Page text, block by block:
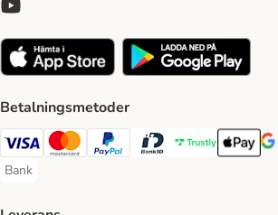
Betalningsmetoder
Visa Payment Method
Mastercard Payment Method
PayPal Payment Method
BankID Payment Method
Trustly Payment
Apple Pay
Bank
Bank Payment Method